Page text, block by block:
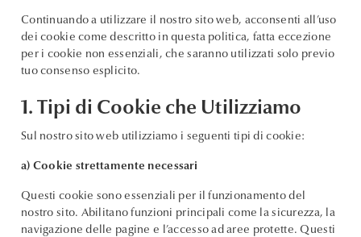
Continuando a utilizzare il nostro sito web, acconsenti all’uso
dei cookie come descritto in questa politica, fatta eccezione
per i cookie non essenziali, che saranno utilizzati solo previo
tuo consenso esplicito.
1. Tipi di Cookie che Utilizziamo
Sul nostro sito web utilizziamo i seguenti tipi di cookie:
a) Cookie strettamente necessari
Questi cookie sono essenziali per il funzionamento del
nostro sito. Abilitano funzioni principali come la sicurezza, la
navigazione delle pagine e l’accesso ad aree protette. Questi